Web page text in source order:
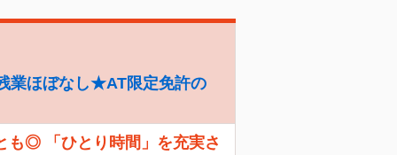
業ほぼなし★AT限定免許の
も◎ 「ひとり時間」を充実さ